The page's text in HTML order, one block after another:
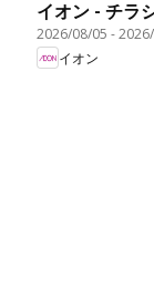
イオン - チラ
2026/08/05 -
イオン